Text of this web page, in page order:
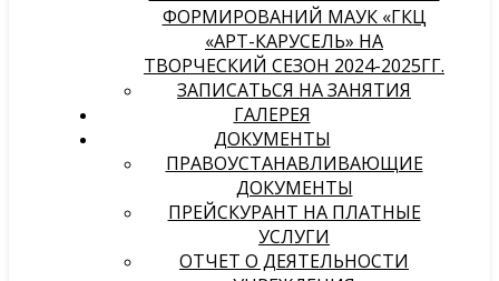
ФОРМИРОВАНИЙ МАУК «ГКЦ
«АРТ-КАРУСЕЛЬ» НА
ТВОРЧЕСКИЙ СЕЗОН 2024-2025ГГ.
ЗАПИСАТЬСЯ НА ЗАНЯТИЯ
ГАЛЕРЕЯ
ДОКУМЕНТЫ
ПРАВОУСТАНАВЛИВАЮЩИЕ
ДОКУМЕНТЫ
ПРЕЙСКУРАНТ НА ПЛАТНЫЕ
УСЛУГИ
ОТЧЕТ О ДЕЯТЕЛЬНОСТИ